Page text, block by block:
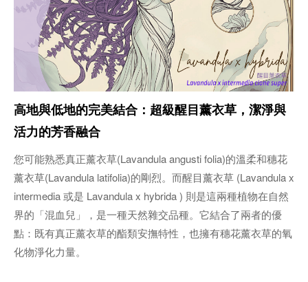
高地與低地的完美結合：超級醒目薰衣草，潔淨與
活力的芳香融合
您可能熟悉真正薰衣草(Lavandula angusti folia)的溫柔和穗花
薰衣草(Lavandula latifolia)的剛烈。而醒目薰衣草 (Lavandula x
intermedia 或是 Lavandula x hybrida ) 則是這兩種植物在自然
界的「混血兒」，是一種天然雜交品種。它結合了兩者的優
點：既有真正薰衣草的酯類安撫特性，也擁有穗花薰衣草的氧
化物淨化力量。